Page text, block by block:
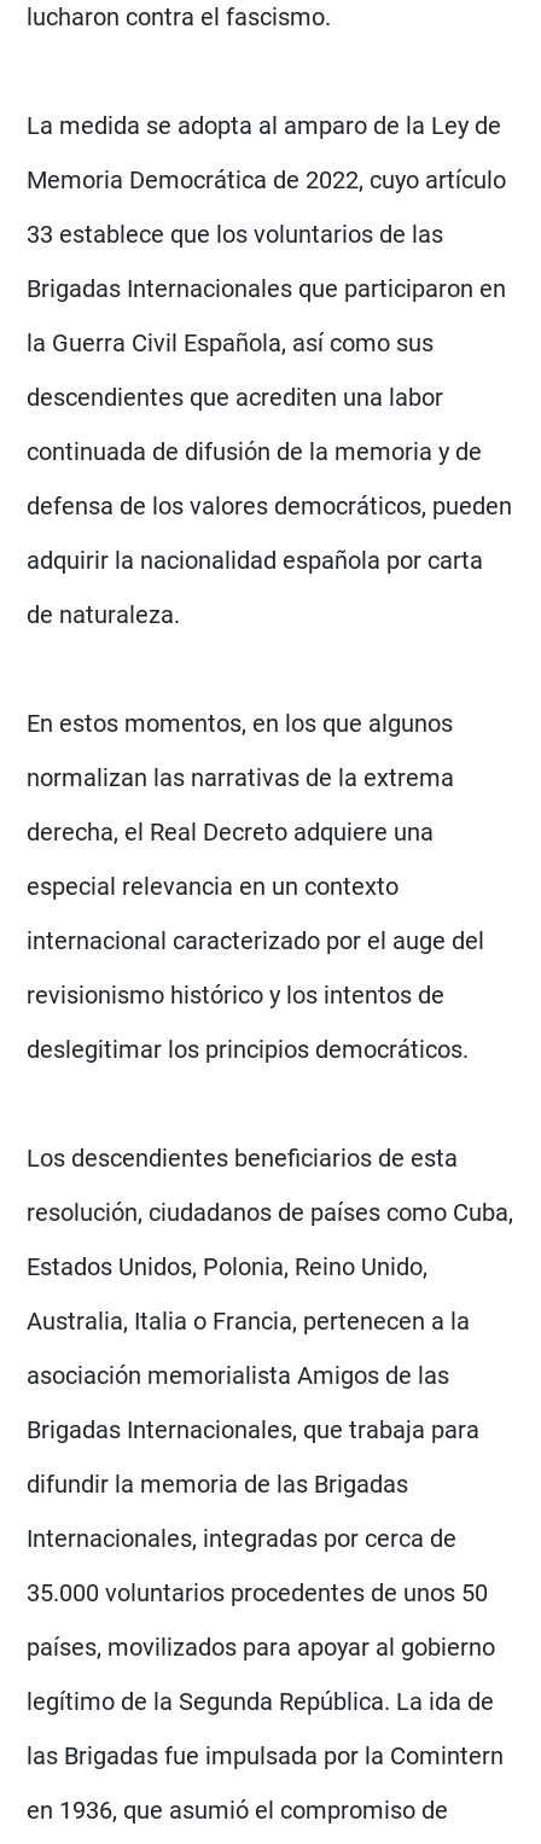
lucharon contra el fascismo.
La medida se adopta al amparo de la Ley de
Memoria Democrática de 2022, cuyo artículo
33 establece que los voluntarios de las
Brigadas Internacionales que participaron en
la Guerra Civil Española, así como sus
descendientes que acrediten una labor
continuada de difusión de la memoria y de
defensa de los valores democráticos, pueden
adquirir la nacionalidad española por carta
de naturaleza.
En estos momentos, en los que algunos
normalizan las narrativas de la extrema
derecha, el Real Decreto adquiere una
especial relevancia en un contexto
internacional caracterizado por el auge del
revisionismo histórico y los intentos de
deslegitimar los principios democráticos.
Los descendientes beneficiarios de esta
resolución, ciudadanos de países como Cuba,
Estados Unidos, Polonia, Reino Unido,
Australia, Italia o Francia, pertenecen a la
asociación memorialista Amigos de las
Brigadas Internacionales, que trabaja para
difundir la memoria de las Brigadas
Internacionales, integradas por cerca de
35.000 voluntarios procedentes de unos 50
países, movilizados para apoyar al gobierno
legítimo de la Segunda República. La ida de
las Brigadas fue impulsada por la Comintern
en 1936, que asumió el compromiso de